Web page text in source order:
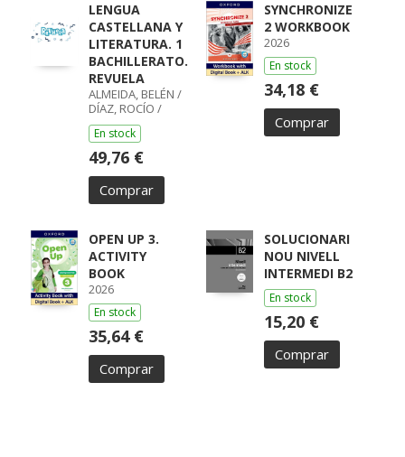
LENGUA
CASTELLANA Y
LITERATURA. 1
BACHILLERATO.
REVUELA
ALMEIDA, BELÉN /
DÍAZ, ROCÍO /
GUMIEL, SILVIA /
PÉREZ, ISABEL /
BOYANO,
RICARDO / LODÍN,
PATRICIA /
ZUBICOA
ARRAIZA, MARÍA /
ELENA / ECHEVA
En stock
49,76 €
Comprar
SYNCHRONIZE
2 WORKBOOK
2026
En stock
34,18 €
Comprar
OPEN UP 3.
ACTIVITY
BOOK
2026
En stock
35,64 €
Comprar
SOLUCIONARI
NOU NIVELL
INTERMEDI B2
En stock
15,20 €
Comprar